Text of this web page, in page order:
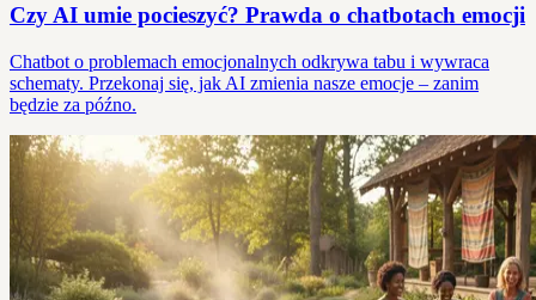
Czy AI umie pocieszyć? Prawda o chatbotach emocji
Chatbot o problemach emocjonalnych odkrywa tabu i wywraca
schematy. Przekonaj się, jak AI zmienia nasze emocje – zanim
będzie za późno.